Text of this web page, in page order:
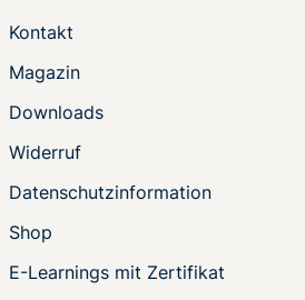
Kontakt
Magazin
Downloads
Widerruf
Datenschutzinformation
Shop
E-Learnings mit Zertifikat